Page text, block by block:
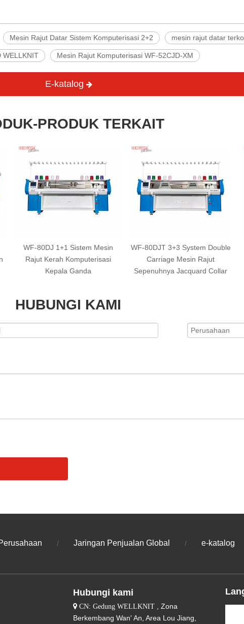
Mesin Rajut Datar Sistem Komputerisasi 2+2 mesin rajut datar
WELLKNIT Mesin Rajut Komputerisasi WF-52CJD-XM
E-katalog
PRODUK TERKAIT
WF-80DJ 1+1 Sistem Mesin
Rajut Kerah Komputerisasi
Kepala Ganda
WF-80DJT 3+3 System Double
Carriage Mesin Rajut
Sepenuhnya Jacquard Collar
HUBUNGI KAMI
/ Jaringan Penjualan Global / e-katalog
Hubungi kami
 CN: Gedung WELLKNIT , Zona
Berkembang Wan' An, Area Lou Jiang,